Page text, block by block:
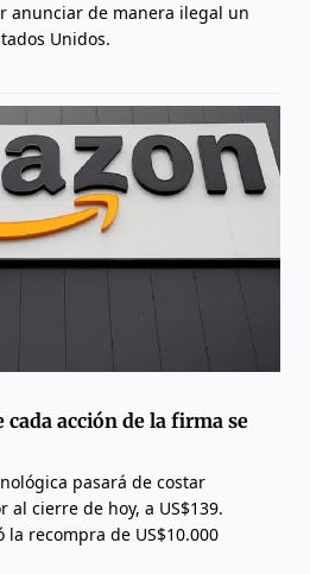
anunciar de manera ilegal un
Unidos.
acción de la firma se
pasará de costar
al cierre de hoy, a US$139.
recompra de US$10.000